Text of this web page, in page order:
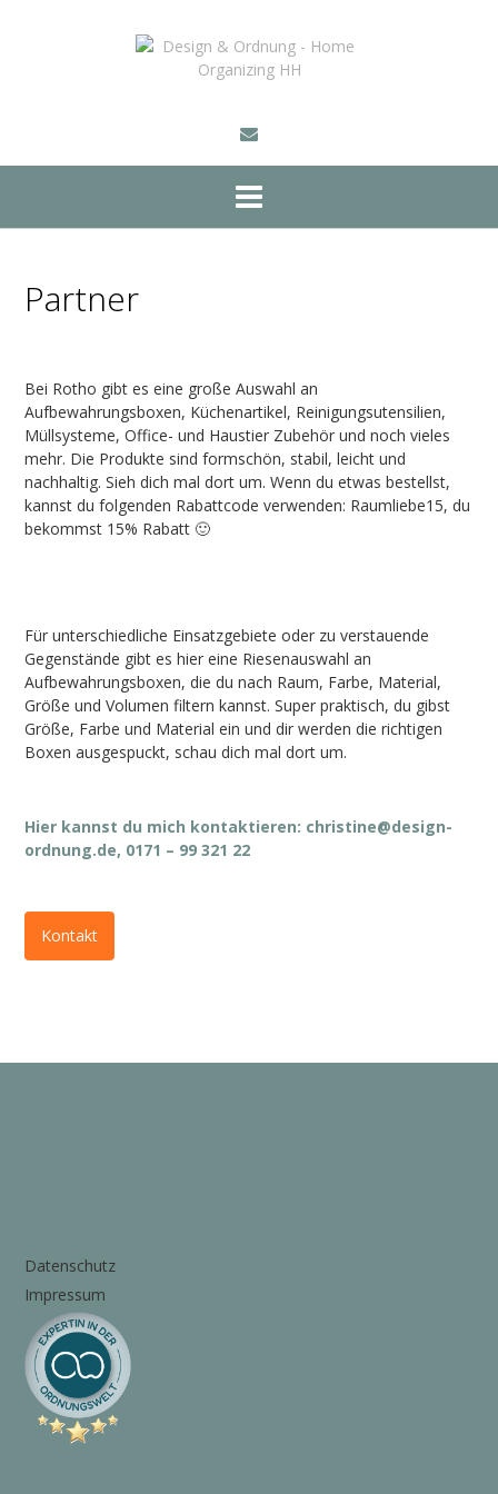
Partner
Bei Rotho gibt es eine große Auswahl an
Aufbewahrungsboxen, Küchenartikel, Reinigungsutensilien,
Müllsysteme, Office- und Haustier Zubehör und noch vieles
mehr. Die Produkte sind formschön, stabil, leicht und
nachhaltig. Sieh dich mal dort um. Wenn du etwas bestellst,
kannst du folgenden Rabattcode verwenden: Raumliebe15, du
bekommst 15% Rabatt 🙂
Für unterschiedliche Einsatzgebiete oder zu verstauende
Gegenstände gibt es hier eine Riesenauswahl an
Aufbewahrungsboxen, die du nach Raum, Farbe, Material,
Größe und Volumen filtern kannst. Super praktisch, du gibst
Größe, Farbe und Material ein und dir werden die richtigen
Boxen ausgespuckt, schau dich mal dort um.
Hier kannst du mich kontaktieren: christine@design-
ordnung.de, 0171 – 99 321 22
Kontakt
Datenschutz
Impressum